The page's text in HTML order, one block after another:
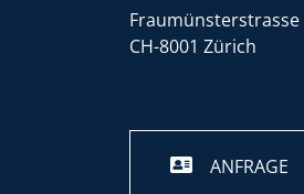
Fraumünsterstrasse
CH-8001 Zürich
ANFRAGE